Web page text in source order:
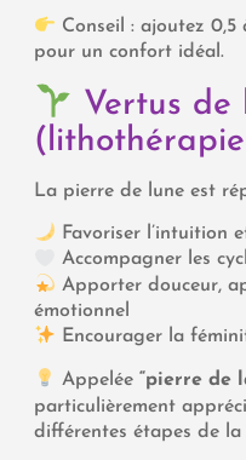
Conseil : ajoutez
pour un confort idéal.
Vertus de
La pierre de lune est
Favoriser l’intuition
Accompagner les
Apporter douceur,
émotionnel
Encourager la
Appelée“pierre de
particulièrement
différentes étapes de la